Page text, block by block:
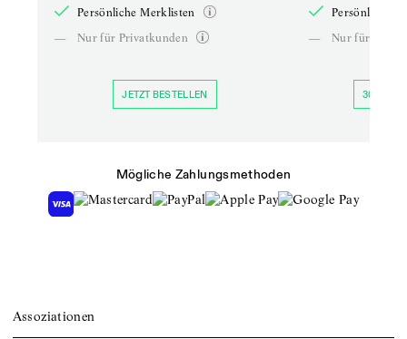
Persönliche Merklisten
—
Nur für Privatkunden
JETZT BESTELLEN
Persönliche
—
Nur für
30 TAGE
Mögliche Zahlungsmethoden
Assoziationen